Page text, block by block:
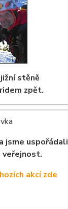
stěně
zpět.
jsme uspořádali
veřejnost.
akcí zde